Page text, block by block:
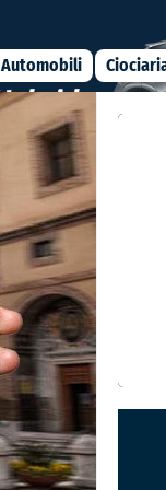
Automobili